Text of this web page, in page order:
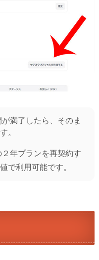
満了したら、そのま
。
年プランを再契約す
で利用可能です。